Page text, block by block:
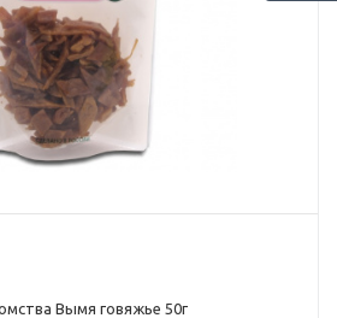
Вымя говяжье 50г